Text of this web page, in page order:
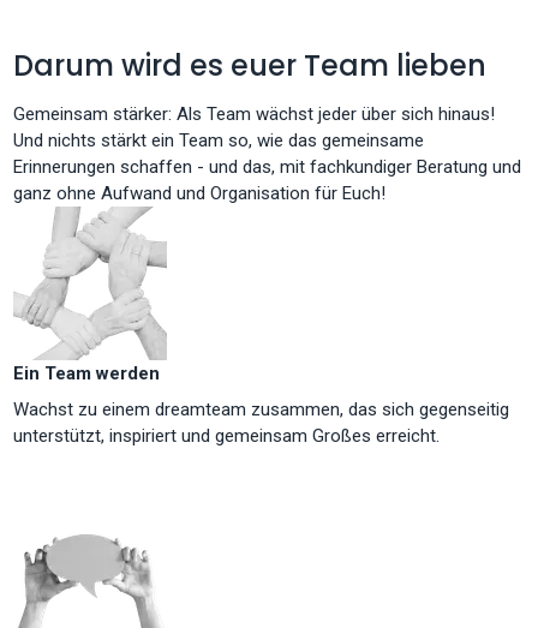
Darum wird es euer Team lieben
Gemeinsam stärker: Als Team wächst jeder über sich hinaus!
Und nichts stärkt ein Team so, wie das gemeinsame
Erinnerungen schaffen - und das, mit fachkundiger Beratung und
ganz ohne Aufwand und Organisation für Euch!
Ein Team werden
Wachst zu einem dreamteam zusammen, das sich gegenseitig
unterstützt, inspiriert und gemeinsam Großes erreicht.